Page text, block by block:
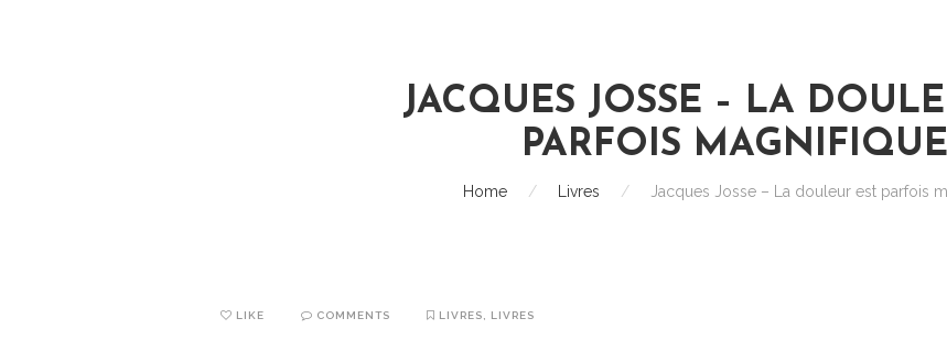
JACQUES JOSSE – LA
PARFOIS
Home / Livres / Jacques Josse – La douleur est parfois
LIKE COMMENTS LIVRES LIVRES